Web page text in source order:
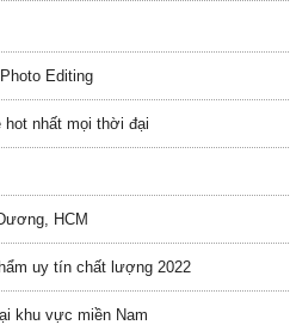
Editing
hot nhất mọi thời đại
HCM
uy tín chất lượng 2022
khu vực miền Nam